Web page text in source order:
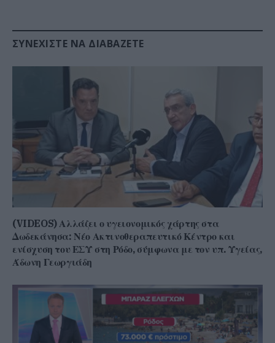
ΣΥΝΕΧΊΣΤΕ ΝΑ ΔΙΑΒΆΖΕΤΕ
(VIDEOS) Αλλάζει ο υγειονομικός χάρτης στα
Δωδεκάνησα: Νέο Ακτινοθεραπευτικό Κέντρο και
ενίσχυση του ΕΣΥ στη Ρόδο, σύμφωνα με τον υπ. Υγείας,
Άδωνη Γεωργιάδη